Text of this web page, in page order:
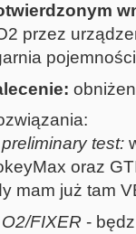
przez
preliminary test:
oraz
mam już tam
O2/FIXER -